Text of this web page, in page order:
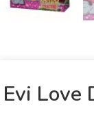
Evi Love